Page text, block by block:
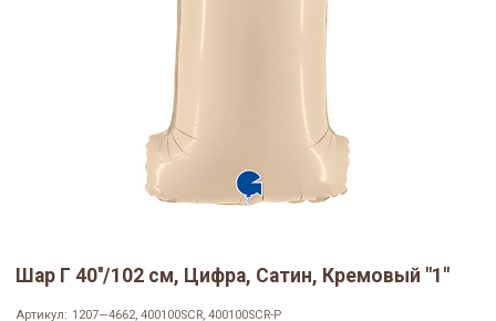
Шар Г 40''/102 см, Цифра, Сатин, Кремовый "1"
Артикул: 1207—4662, 400100SCR, 400100SCR-P